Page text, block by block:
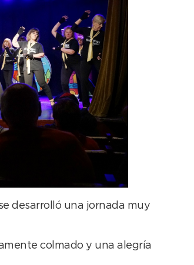
desarrolló una jornada muy
colmado y una alegría